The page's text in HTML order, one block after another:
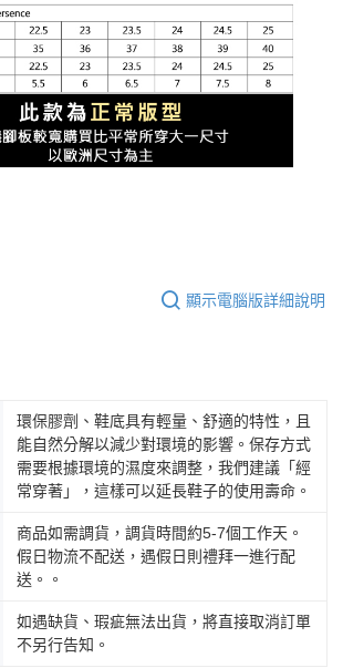
顯示電腦版詳細說明
環保膠劑、鞋底具有輕量、舒適的特性，且
能自然分解以減少對環境的影響。保存方式
需要根據環境的濕度來調整，我們建議「經
常穿著」，這樣可以延長鞋子的使用壽命。
商品如需調貨，調貨時間約5-7個工作天。
假日物流不配送，遇假日則禮拜一進行配
送。。
如遇缺貨、瑕疵無法出貨，將直接取消訂單
不另行告知。